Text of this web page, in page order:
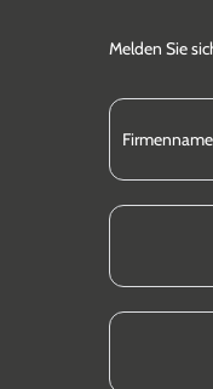
Melden Sie